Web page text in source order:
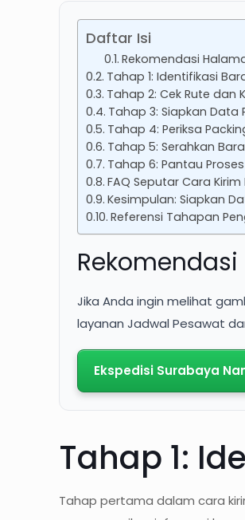
Daftar Isi
Rekomendasi
Tahap 1: Identifikasi
Tahap 2: Cek Rute dan
Tahap 3: Siapkan Data
Tahap 4: Periksa
Tahap 5: Serahkan
Tahap 6: Pantau
FAQ Seputar Cara
Kesimpulan: Siapkan
Referensi Tahapan
Jika Anda ingin melihat
layanan Jadwal Pesawat
Ekspedisi Surabaya
Tahap 1:
Tahap pertama dalam cara